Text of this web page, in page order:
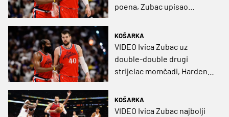
poena, Zubac upisao
na klupi
KOŠARKA
VIDEO Ivica Zubac uz
double-double drugi
strijelac momčadi, Harden
KOŠARKA
VIDEO Ivica Zubac najbolji